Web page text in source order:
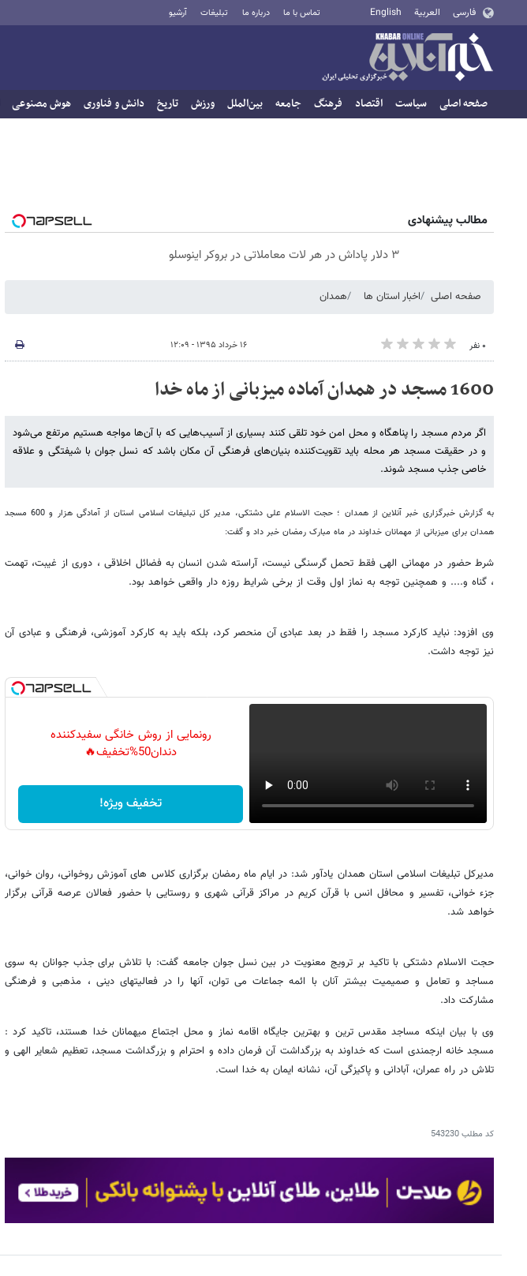
فارسی العربية English تماس با ما درباره ما تبلیغات آرشیو
صفحه اصلی سیاست اقتصاد فرهنگ جامعه بین‌الملل ورزش تاریخ دانش و فناوری هوش مصنوعی
مطالب پیشنهادی
۳ دلار پاداش در هر لات معاملاتی در بروکر اینوسلو
صفحه اصلی اخبار استان ها همدان
۰ نفر ۱۶ خرداد ۱۳۹۵ - ۱۲:۰۹
1600 مسجد در همدان آماده میزبانی از ماه خدا
اگر مردم مسجد را پناهگاه و محل امن خود تلقی کنند بسیاری از آسیب‌هایی که با آن‌ها مواجه هستیم مرتفع می‌شود
و در حقیقت مسجد هر محله باید تقویت‌کننده بنیان‌های فرهنگی آن مکان باشد که نسل جوان با شیفتگی و علاقه
خاصی جذب مسجد شوند.
به گزارش خبرگزاری خبر آنلاین از همدان ؛ حجت الاسلام علی دشتکی، مدیر کل تبلیغات اسلامی استان از آمادگی هزار و 600 مسجد
همدان برای میزبانی از مهمانان خداوند در ماه مبارک رمضان خبر داد و گفت:
شرط حضور در مهمانی الهی فقط تحمل گرسنگی نیست، آراسته شدن انسان به فضائل اخلاقی ، دوری از غیبت، تهمت
، گناه و.... و همچنین توجه به نماز اول وقت از برخی شرایط روزه دار واقعی خواهد بود.
وی افزود: نباید کارکرد مسجد را فقط در بعد عبادی آن منحصر کرد، بلکه باید به کارکرد آموزشی، فرهنگی و عبادی آن
نیز توجه داشت.
رونمایی از روش خانگی سفیدکننده
دندان50%تخفیف🔥
تخفیف ویژه!
مدیرکل تبلیغات اسلامی استان همدان یادآور شد: در ایام ماه رمضان برگزاری کلاس های آموزش روخوانی، روان خوانی،
جزء خوانی، تفسیر و محافل انس با قرآن کریم در مراکز قرآنی شهری و روستایی با حضور فعالان عرصه قرآنی برگزار
خواهد شد.
حجت الاسلام دشتکی با تاکید بر ترویج معنویت در بین نسل جوان جامعه گفت: با تلاش برای جذب جوانان به سوی
مساجد و تعامل و صمیمیت بیشتر آنان با ائمه جماعات می توان، آنها را در فعالیتهای دینی ، مذهبی و فرهنگی
مشارکت داد.
وی با بیان اینکه مساجد مقدس ترین و بهترین جایگاه اقامه نماز و محل اجتماع میهمانان خدا هستند، تاکید کرد :
مسجد خانه ارجمندی است که خداوند به بزرگداشت آن فرمان داده و احترام و بزرگداشت مسجد، تعظیم شعایر الهی و
تلاش در راه عمران، آبادانی و پاکیزگی آن، نشانه ایمان به خدا است.
کد مطلب543230